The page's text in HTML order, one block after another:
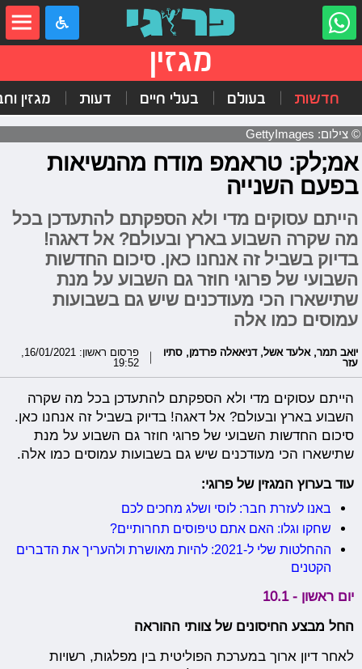
מגזין
חדשות בעולם בעלי חיים דעות מגזין
© צילום: GettyImages
אמ;לק: טראמפ מודח מהנשיאות
בפעם השנייה
הייתם עסוקים מדי ולא הספקתם להתעדכן בכל
מה שקרה השבוע בארץ ובעולם? אל דאגה!
בדיוק בשביל זה אנחנו כאן. סיכום החדשות
השבועי של פרוגי חוזר גם השבוע על מנת
שתישארו הכי מעודכנים שיש גם בשבועות
עמוסים כמו אלה
יואב תמר, אלעד אשל,דניאאלה פרדמן, סתיו
עזר
19:52
הייתם עסוקים מדי ולא הספקתם להתעדכן בכל מה שקרה
השבוע בארץ ובעולם? אל דאגה! בדיוק בשביל זה אנחנו כאן.
סיכום החדשות השבועי של פרוגי חוזר גם השבוע על מנת
שתישארו הכי מעודכנים שיש גם בשבועות עמוסים כמו אלה.
עוד בערוץ המגזין של פרוגי:
באנו לעזרת חבר: לוסי ושלג מחכים לכם
שחקו וגלו: האם אתם טיפוסים תחרותיים?
ההחלטות שלי ל-2021: להיות מאושרת ולהעריך את הדברים
הקטנים
יום ראשון - 10.1
החל מבצע החיסונים של צוותי ההוראה
לאחר דיון ארוך במערכת הפוליטית בין מפלגות, רשויות